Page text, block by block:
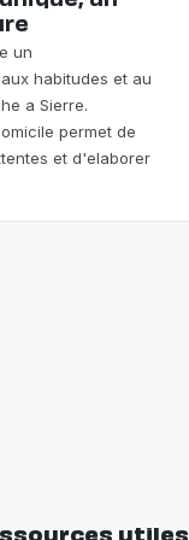
un
habitudes et au
a Sierre.
permet de
et d'elaborer